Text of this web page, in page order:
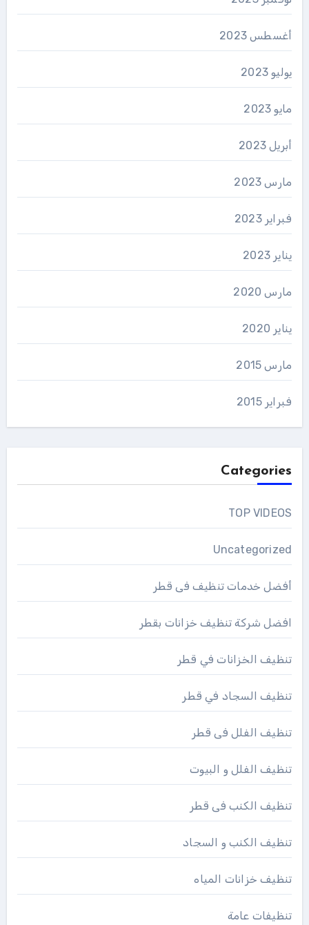
أغسطس 2023
يوليو 2023
مايو 2023
أبريل 2023
مارس 2023
فبراير 2023
يناير 2023
مارس 2020
يناير 2020
مارس 2015
فبراير 2015
Categories
TOP VIDEOS
Uncategorized
أفضل خدمات تنظيف فى قطر
افضل شركة تنظيف خزانات بقطر
تنظيف الخزانات في قطر
تنظيف السجاد في قطر
تنظيف الفلل فى قطر
تنظيف الفلل و البيوت
تنظيف الكنب فى قطر
تنظيف الكنب و السجاد
تنظيف خزانات المياه
تنظيفات عامة